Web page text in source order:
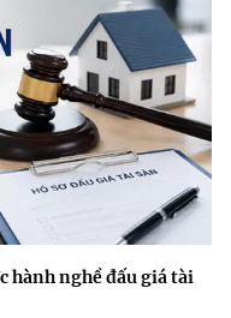
hành nghề đấu giá tài